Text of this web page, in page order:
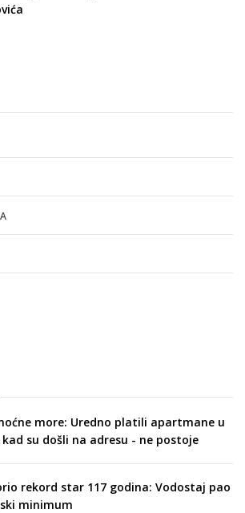
more: Uredno platili apartmane u
su došli na adresu - ne postoje
rekord star 117 godina: Vodostaj pao
minimum